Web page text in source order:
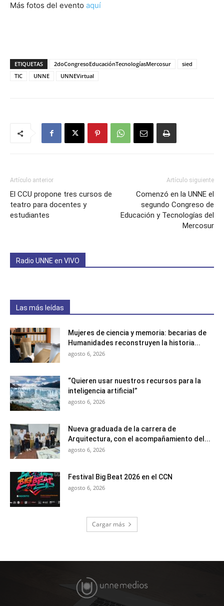
Más fotos del evento aquí
ETIQUETAS 2doCongresoEducaciónTecnologíasMercosur
sied
TIC
UNNE UNNEVirtual
Artículo anterior
El CCU propone tres cursos de
teatro para docentes y
estudiantes
Artículo siguiente
Comenzó en la UNNE el
segundo Congreso de
Educación y Tecnologías del
Mercosur
Radio UNNE en VIVO
Las más leídas
Mujeres de ciencia y memoria: becarias de
Humanidades reconstruyen la historia...
agosto 6, 2026
“Quieren usar nuestros recursos para la
inteligencia artificial”
agosto 6, 2026
Nueva graduada de la carrera de
Arquitectura, con el acompañamiento del...
agosto 6, 2026
Festival Big Beat 2026 en el CCN
agosto 6, 2026
Cargar más